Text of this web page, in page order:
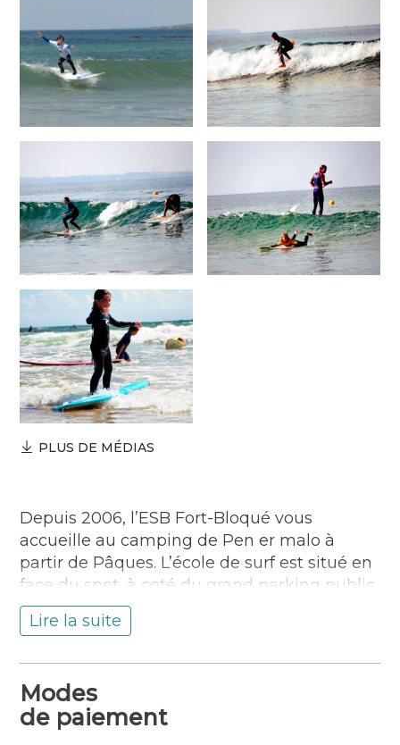
PLUS DE MÉDIAS
Depuis 2006, l’ESB Fort-Bloqué vous
accueille au camping de Pen er malo à
partir de Pâques. L’école de surf est situé en
face du spot, à coté du grand parking public
de Pen er malo. Des cours de tous niveaux y
sont dispensés par des moniteurs diplômés
pour le perfectionnement, et le soir en
semaine pour les cours adultes. Durant les
Lire la suite
Modes
de paiement